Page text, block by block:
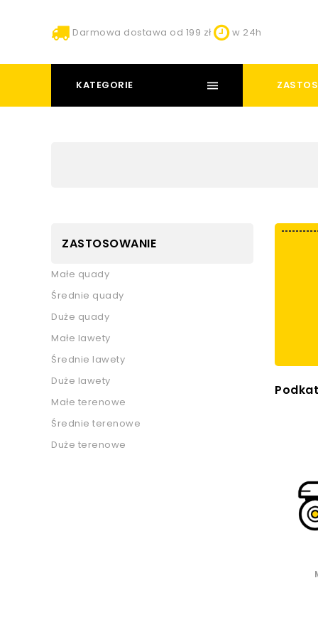
Darmowa dostawa od 199 zł w 24h
KATEGORIE
ZASTOSOWANIE
Małe quady
Średnie quady
Duże quady
Małe lawety
Średnie lawety
Duże lawety
Małe terenowe
Średnie terenowe
Duże terenowe